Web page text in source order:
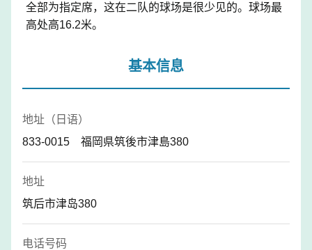
全部为指定席，这在二队的球场是很少见的。球场最
高处高16.2米。
基本信息
地址（日语）
833-0015 福岡県筑後市津島380
地址
筑后市津岛380
电话号码